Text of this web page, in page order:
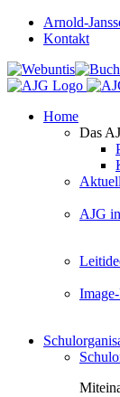
Zum
Inhalt
Arnold-
Kontakt
YouTube
Facebook
Instagram
Benutzerdefiniert
Webuntis
Home
Das
AJG